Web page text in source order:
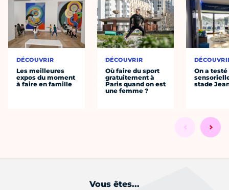
DÉCOUVRIR
Les meilleures
expos du moment
à faire en famille
DÉCOUVRIR
Où faire du sport
gratuitement à
Paris quand on est
une femme ?
On a
stade
Vous êtes...